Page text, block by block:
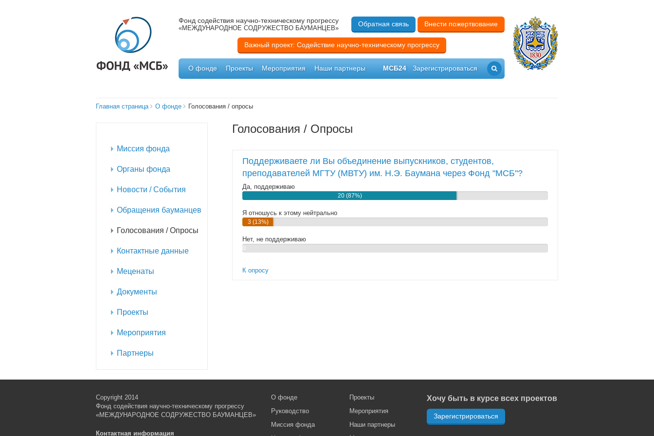
Фонд содействия научно-техническому прогрессу
«МЕЖДУНАРОДНОЕ СОДРУЖЕСТВО БАУМАНЦЕВ»
Обратная связь Внести пожертвование
Важный проект: Содействие научно-техническому прогрессу
МСБ24 Зарегистрироваться
О фонде Проекты Мероприятия Наши партнеры
Главная страница О фонде Голосования / опросы
Миссия фонда
Органы фонда
Новости / События
Обращения бауманцев
Голосования / Опросы
Контактные данные
Меценаты
Документы
Проекты
Мероприятия
Партнеры
Голосования / Опросы
Поддерживаете ли Вы объединение выпускников, студентов,
преподавателей МГТУ (МВТУ) им. Н.Э. Баумана через Фонд "МСБ"?
Да, поддерживаю
20 (87%)
Я отношусь к этому нейтрально
3 (13%)
Нет, не поддерживаю
0
К опросу
Copyright 2014
Фонд содействия научно-техническому прогрессу
«МЕЖДУНАРОДНОЕ СОДРУЖЕСТВО БАУМАНЦЕВ»
Контактная информация
О фонде
Руководство
Миссия фонда
Проекты
Мероприятия
Наши партнеры
Хочу быть в курсе всех проектов
Зарегистрироваться